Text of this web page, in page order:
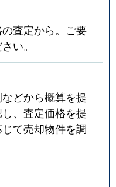
査定から。ご要
い。
どから概算を提
、査定価格を提
て売却物件を調